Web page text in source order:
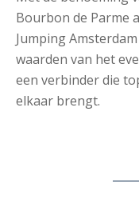
Bourbon de Parme
Jumping
waarden van het
een verbinder die
elkaar brengt.